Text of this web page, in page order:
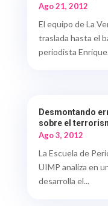
Ago 21, 2012
El equipo de La
traslada hasta el
periodista
Desmontando
sobre el
Ago 3, 2012
La Escuela de
UIMP analiza en
desarrolla el...